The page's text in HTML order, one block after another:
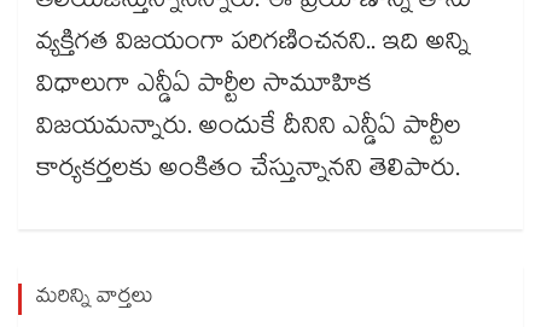
వ్యక్తిగత విజయంగా పరిగణించనని.. ఇది అన్ని
విధాలుగా ఎన్డీఏ పార్టీల సామూహిక
విజయమన్నారు. అందుకే దీనిని ఎన్డీఏ పార్టీల
కార్యకర్తలకు అంకితం చేస్తున్నానని తెలిపారు.
మరిన్ని వార్తలు